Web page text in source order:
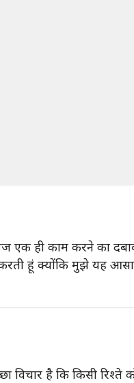
एक ही काम करने का दबाव
हूं क्योंकि मुझे यह
है कि किसी रिश्ते को